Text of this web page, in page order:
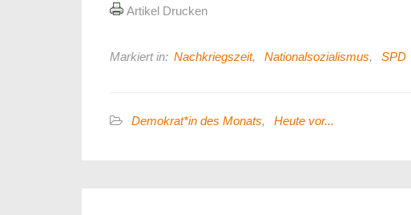
Artikel Drucken
Markiert in: Nachkriegszeit, Nationalsozialismus, SPD
Demokrat*in des Monats, Heute vor...